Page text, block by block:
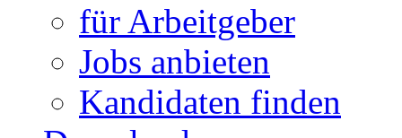
für Arbeitgeber
Jobs anbieten
Kandidaten finden